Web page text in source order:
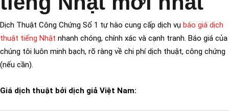
Dịch Thuật Công Chứng Số 1 tự hào cung cấp dịch vụ báo giá dịch
thuật tiếng Nhật nhanh chóng, chính xác và cạnh tranh. Báo giá của
chúng tôi luôn minh bạch, rõ ràng về chi phí dịch thuật, công chứng
(nếu cần).
Giá dịch thuật bởi dịch giả Việt Nam: